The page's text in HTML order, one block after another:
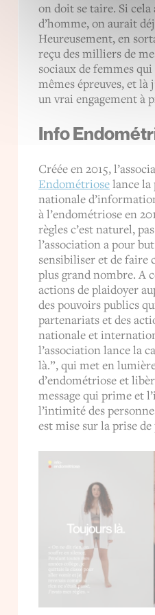
on doit se taire. Si
d’homme, on aurait
Heureusement, en
reçu des milliers de
sociaux de femmes
mêmes épreuves, et là
un vrai engagement à
Info
Créée en 2015,
Endométrioselance la
nationale
à l’endométriose en
règles c’est naturel,
l’association a pour
sensibiliser et de faire
plus grand nombre. A
actions de plaidoyer
des pouvoirs publics
partenariats et des
nationale et
l’association lance la
là.”, qui met en
d’endométriose et
message qui prime et
l’intimité des
est mise sur la prise de
lorsque
utilisé, en
choix. Vous
d’avis ou
moment via